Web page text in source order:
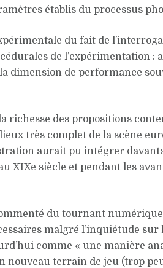
établis du processus
du fait de
de l’expérimentation :
dimension de performance
richesse des propositions
très complet de la scène
aurait pu intégrer
XIXe siècle et pendant les
du tournant
malgré l’inquiétude sur
comme « une manière
terrain de jeu (trop